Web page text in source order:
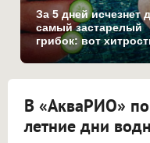
За 5 дней исчезнет
самый застарелый
грибок: вот
В «АкваРИО»
летние дни